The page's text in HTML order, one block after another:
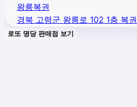
왕릉복권
경북 고령군 왕릉로 102 1층 복
로또 명당 판매점 보기